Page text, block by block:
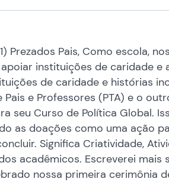
Prezados Pais, Como escola,
instituições de caridade e
de caridade e histórias
e Professores (PTA) e o
seu Curso de Política Global.
as doações como uma ação
Significa Criatividade,
acadêmicos. Escreverei mais
nossa primeira cerimônia